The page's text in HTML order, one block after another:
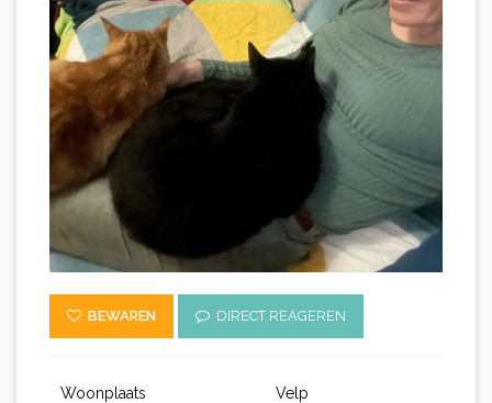
BEWAREN DIRECT REAGEREN
Woonplaats
Velp